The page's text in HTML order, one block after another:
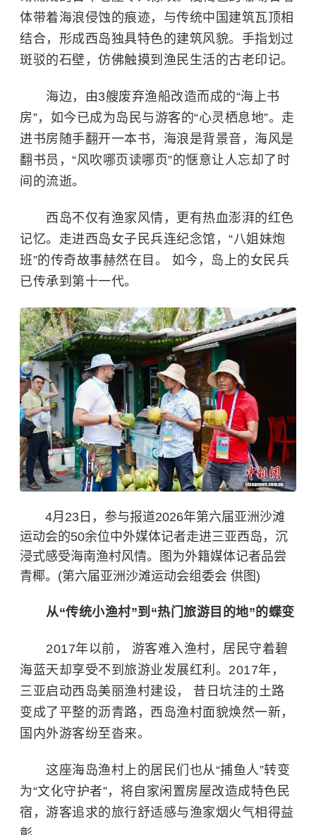
体带着海浪侵蚀的痕迹，与传统中国建筑瓦顶相
结合，形成西岛独具特色的建筑风貌。手指划过
斑驳的石壁，仿佛触摸到渔民生活的古老印记。
海边，由3艘废弃渔船改造而成的“海上书
房”，如今已成为岛民与游客的“心灵栖息地”。走
进书房随手翻开一本书，海浪是背景音，海风是
翻书员，“风吹哪页读哪页”的惬意让人忘却了时
间的流逝。
西岛不仅有渔家风情，更有热血澎湃的红色
记忆。走进西岛女子民兵连纪念馆，“八姐妹炮
班”的传奇故事赫然在目。 如今，岛上的女民兵
已传承到第十一代。
4月23日，参与报道2026年第六届亚洲沙滩
运动会的50余位中外媒体记者走进三亚西岛，沉
浸式感受海南渔村风情。图为外籍媒体记者品尝
青椰。(第六届亚洲沙滩运动会组委会 供图)
从“传统小渔村”到“热门旅游目的地”的蝶变
2017年以前， 游客难入渔村，居民守着碧
海蓝天却享受不到旅游业发展红利。2017年，
三亚启动西岛美丽渔村建设， 昔日坑洼的土路
变成了平整的沥青路，西岛渔村面貌焕然一新，
国内外游客纷至沓来。
这座海岛渔村上的居民们也从“捕鱼人”转变
为“文化守护者”，将自家闲置房屋改造成特色民
宿，游客追求的旅行舒适感与渔家烟火气相得益